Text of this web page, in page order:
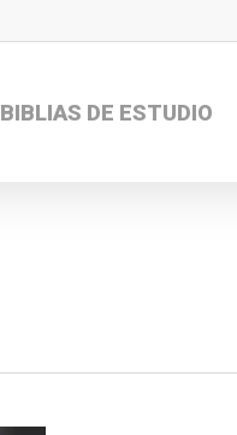
BIBLIAS DE ESTUDIO